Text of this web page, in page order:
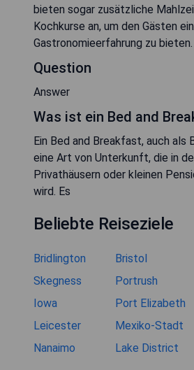
bieten sogar zusätzliche
Kochkurse an, um den Gästen
Gastronomieerfahrung zu bieten.
Question
Answer
Was ist ein Bed and
Ein Bed and Breakfast, auch als
eine Art von Unterkunft, die in
Privathäusern oder kleinen
wird. Es
Beliebte Reiseziele
Bridlington Bristol
Skegness
Portrush
Iowa
Port Elizabeth
Leicester
Mexiko-Stadt
Nanaimo
Lake District